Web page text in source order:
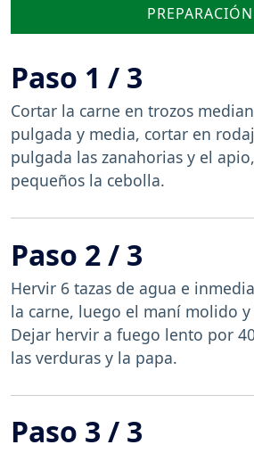
PREPARACIÓN
Paso 1 / 3
Cortar la carne en trozos
pulgada y media, cortar en
pulgada las zanahorias y el
pequeños la cebolla.
Paso 2 / 3
Hervir 6 tazas de agua e
la carne, luego el maní molido
Dejar hervir a fuego lento por
las verduras y la papa.
Paso 3 / 3